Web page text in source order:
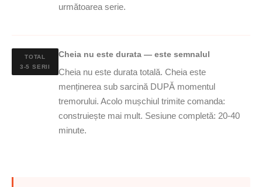
următoarea serie.
TOTAL
3-5 SERII
Cheia nu este durata — este semnalul
Cheia nu este durata totală. Cheia este
menținerea sub sarcină DUPĂ momentul
tremorului. Acolo mușchiul trimite comanda:
construiește mai mult. Sesiune completă: 20-40
minute.